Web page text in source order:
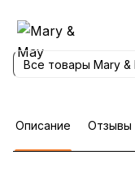
Все товары Mary &
Описание Отзывы